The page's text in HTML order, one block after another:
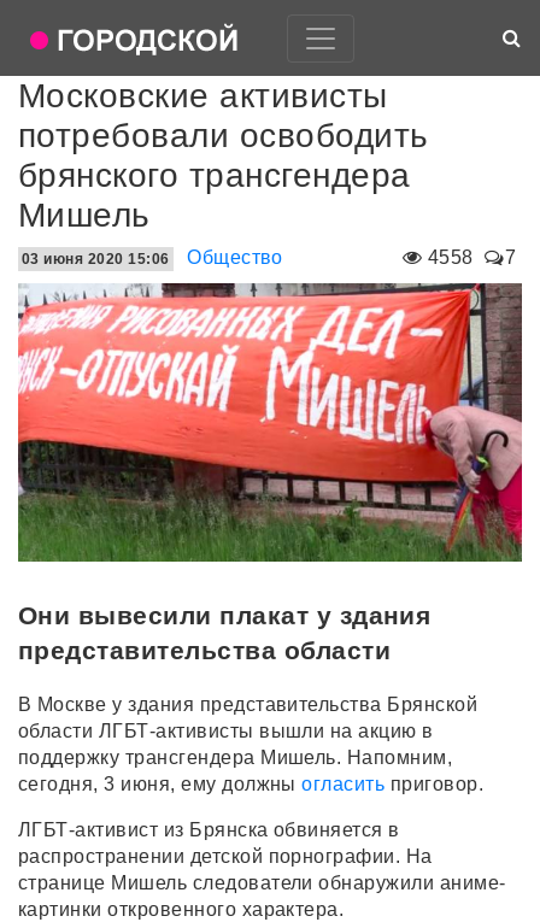
Московские активисты
потребовали освободить
брянского трансгендера
Мишель
4558 7
03 июня 2020 15:06 Общество
Они вывесили плакат у здания
представительства области
В Москве у здания представительства Брянской
области ЛГБТ-активисты вышли на акцию в
поддержку трансгендера Мишель. Напомним,
сегодня, 3 июня, ему должны огласить приговор.
ЛГБТ-активист из Брянска обвиняется в
распространении детской порнографии. На
странице Мишель следователи обнаружили аниме-
картинки откровенного характера.